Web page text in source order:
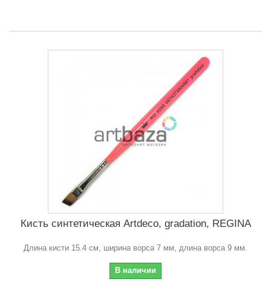
Кисть синтетическая Artdeco, gradation, REGINA
Длина кисти 15.4 см, ширина ворса 7 мм, длина ворса 9 мм.
В наличии